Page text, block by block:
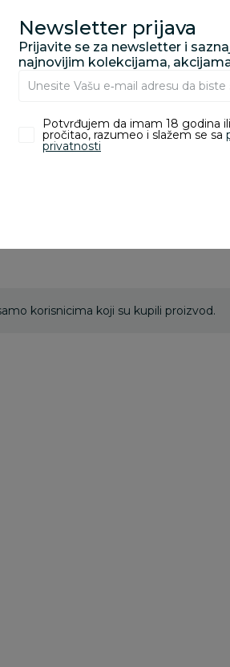
Kupovina bez rizika:
odustajanje od
Za porudžbine
porudžbine
korisnicima koji su kupili proizvod.
Newsletter prijava
Prijavite se za newsletter i
najnovijim kolekcijama,
Potvrđujem da imam 18 godina
pročitao, razumeo i slažem se sa
privatnosti